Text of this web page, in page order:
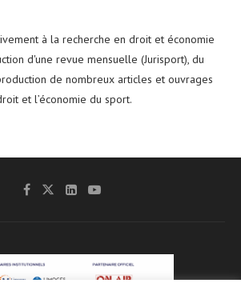
à la recherche en droit et économie
d'une revue mensuelle (Jurisport), du
de nombreux articles et ouvrages
et l’économie du sport.